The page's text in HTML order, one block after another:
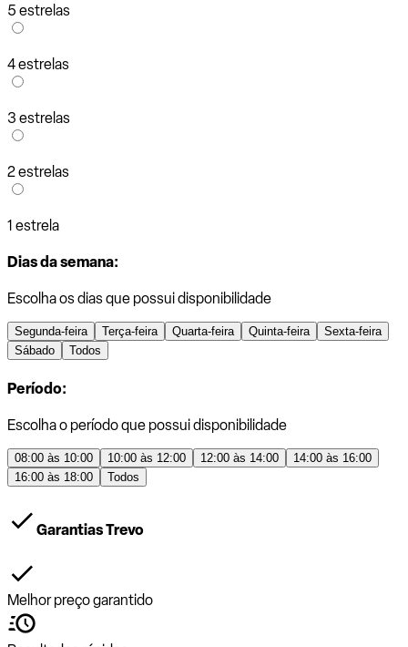
5 estrelas
4 estrelas
3 estrelas
2 estrelas
1 estrela
Dias da semana:
Escolha os dias que possui disponibilidade
Segunda-feira Terça-feira Quarta-feira Quinta-feira
Sexta-feira
Sábado
Todos
Período:
Escolha o período que possui disponibilidade
08:00 às 10:00 10:00 às 12:00 12:00 às 14:00
14:00 às 16:00
16:00 às 18:00
Todos
Garantias Trevo
Melhor preço garantido